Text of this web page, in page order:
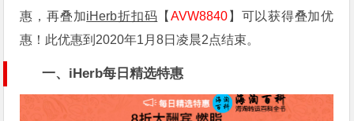
惠，再叠加iHerb折扣码 【AVW8840 】可以获得叠加优
惠！此优惠到2020年1月8日凌晨2点结束。
一、iHerb每日精选特惠